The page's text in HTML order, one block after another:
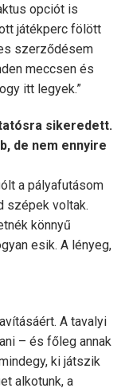
opciót is
játékperc fölött
szerződésem
meccsen és
itt legyek.”
sikeredett.
de nem ennyire
a pályafutásom
szépek voltak.
könnyű
esik. A lényeg,
A tavalyi
– és főleg annak
ki játszik
alkotunk, a